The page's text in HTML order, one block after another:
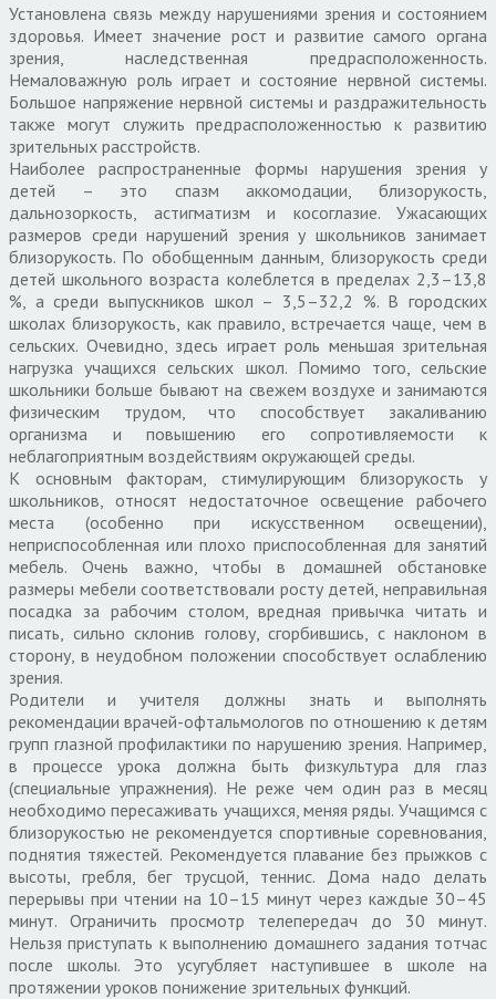
Установлена связь между нарушениями зрения и состоянием
здоровья. Имеет значение рост и развитие самого органа
зрения, наследственная предрасположенность.
Немаловажную роль играет и состояние нервной системы.
Большое напряжение нервной системы и раздражительность
также могут служить предрасположенностью к развитию
зрительных расстройств.
Наиболее распространенные формы нарушения зрения у
детей – это спазм аккомодации, близорукость,
дальнозоркость, астигматизм и косоглазие. Ужасающих
размеров среди нарушений зрения у школьников занимает
близорукость. По обобщенным данным, близорукость среди
детей школьного возраста колеблется в пределах 2,3–13,8
%, а среди выпускников школ – 3,5–32,2 %. В городских
школах близорукость, как правило, встречается чаще, чем в
сельских. Очевидно, здесь играет роль меньшая зрительная
нагрузка учащихся сельских школ. Помимо того, сельские
школьники больше бывают на свежем воздухе и занимаются
физическим трудом, что способствует закаливанию
организма и повышению его сопротивляемости к
неблагоприятным воздействиям окружающей среды.
К основным факторам, стимулирующим близорукость у
школьников, относят недостаточное освещение рабочего
места (особенно при искусственном освещении),
неприспособленная или плохо приспособленная для занятий
мебель. Очень важно, чтобы в домашней обстановке
размеры мебели соответствовали росту детей, неправильная
посадка за рабочим столом, вредная привычка читать и
писать, сильно склонив голову, сгорбившись, с наклоном в
сторону, в неудобном положении способствует ослаблению
зрения.
Родители и учителя должны знать и выполнять
рекомендации врачей-офтальмологов по отношению к детям
групп глазной профилактики по нарушению зрения. Например,
в процессе урока должна быть физкультура для глаз
(специальные упражнения). Не реже чем один раз в месяц
необходимо пересаживать учащихся, меняя ряды. Учащимся с
близорукостью не рекомендуется спортивные соревнования,
поднятия тяжестей. Рекомендуется плавание без прыжков с
высоты, гребля, бег трусцой, теннис. Дома надо делать
перерывы при чтении на 10–15 минут через каждые 30–45
минут. Ограничить просмотр телепередач до 30 минут.
Нельзя приступать к выполнению домашнего задания тотчас
после школы. Это усугубляет наступившее в школе на
протяжении уроков понижение зрительных функций.